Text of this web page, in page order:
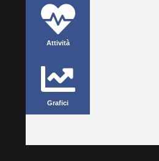
Attività
Grafici